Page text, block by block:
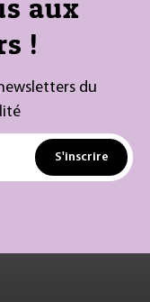
aux
!
du
S'inscrire